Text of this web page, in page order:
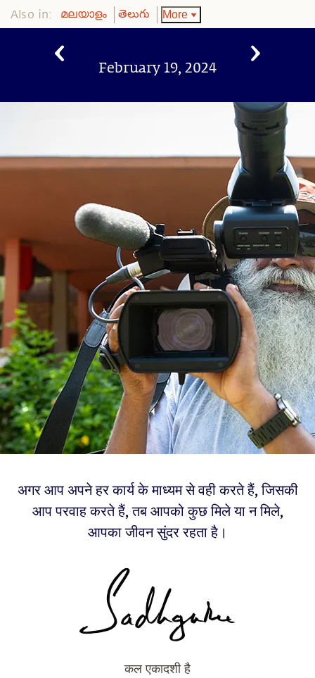
Also in: മലയാളം తెలుగు More
February 19, 2024
अगर आप अपने हर कार्य के माध्यम से वही करते हैं, जिसकी
आप परवाह करते हैं, तब आपको कुछ मिले या न मिले,
आपका जीवन सुंदर रहता है।
कल एकादशी है